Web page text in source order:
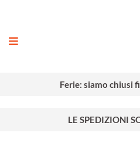
Ferie: siamo chiusi
LE SPEDIZIONI